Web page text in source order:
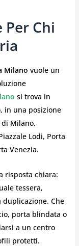
Per Chi
Milano vuole un
si trova in
in una posizione
Milano,
Lodi, Porta
Venezia.
risposta chiara:
tessera,
Che
porta blindata o
a un centro
protetti.